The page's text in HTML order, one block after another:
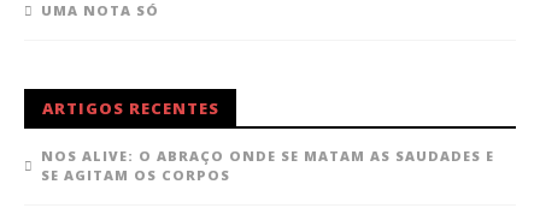
UMA NOTA SÓ
ARTIGOS RECENTES
NOS ALIVE: O ABRAÇO ONDE SE MATAM AS SAUDADES E
SE AGITAM OS CORPOS